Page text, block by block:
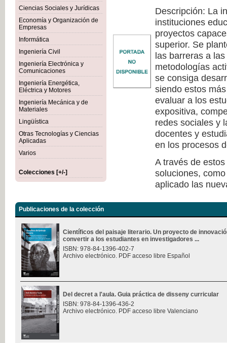
Ciencias Sociales y Jurídicas
Economía y Organización de
Empresas
Informática
Ingeniería Civil
Ingeniería Electrónica y
Comunicaciones
Ingeniería Energética,
Eléctrica y Motores
Ingeniería Mecánica y de
Materiales
Lingüística
Otras Tecnologías y Ciencias
Aplicadas
Varios
Colecciones [+/-]
Descripción: La
instituciones
proyectos
superior. Se
las barreras a
metodologías
se consiga
siendo estos
evaluar a los
expositiva,
redes sociales y
docentes y
en los procesos
A través de
soluciones,
aplicado las
Publicaciones de la colección
Científicos del paisaje literario. Un proyecto de
convertir a los estudiantes en investigadores ...
ISBN: 978-84-1396-402-7
Archivo electrónico. PDF acceso libre Español
Del decret a l'aula. Guia práctica de disseny curricular
ISBN: 978-84-1396-436-2
Archivo electrónico. PDF acceso libre Valenciano